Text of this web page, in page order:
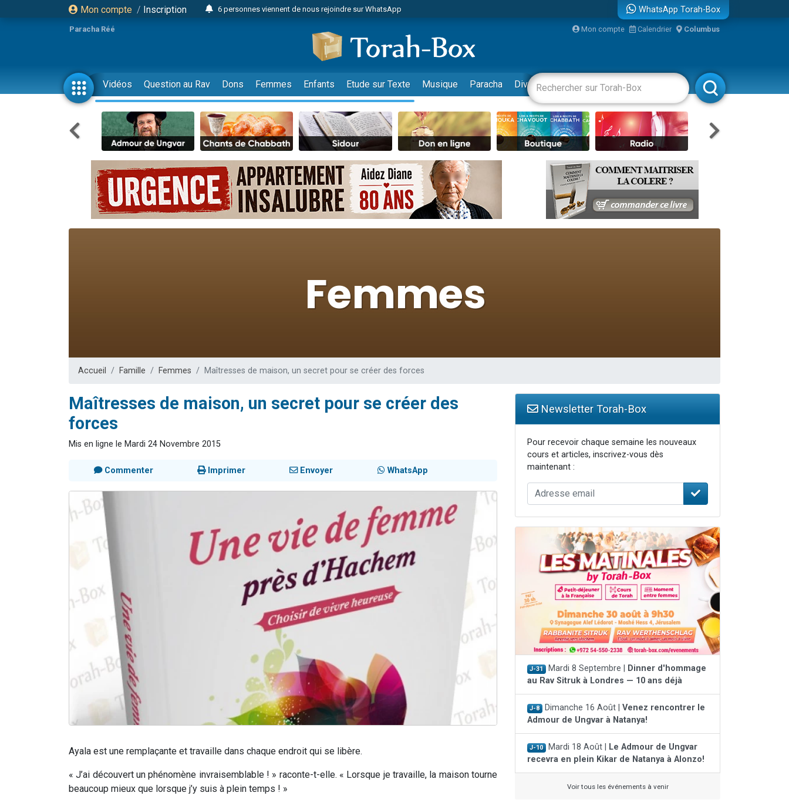
Mon compte / Inscription
6 personnes viennent de nous rejoindre sur WhatsApp
2 personnes viennent de faire un don pour 1 Journée de Vacances Pour les Enfants
17 personnes viennent de demander une bénédiction
4 personnes viennent de nous rejoindre sur WhatsApp
Il reste 49 places pour étudier en groupe sur Zoom
23 personnes viennent de faire un don pour Diane, 80 ans, dans un appartement insalubre
Eva vient de donner son Maasser
4 personnes viennent de nous rejoindre sur WhatsApp
3 personnes viennent de nous rejoindre sur WhatsApp
3 personnes viennent de faire un don pour 5 jours de vacances aux Orphelins
Odaya vient de donner son Maasser
13 personnes viennent de demander une bénédiction
12 nouvelles musiques dans Torah-Box Music
3 personnes viennent de nous rejoindre sur WhatsApp
WhatsApp Torah-Box
Paracha Réé Mon compte Calendrier Columbus
Vidéos Question au Rav Dons Femmes Enfants Etude sur Texte Musique Paracha Divertissements Livres Rabbanim
Accueil Famille Femmes Maîtresses de maison, un secret pour se créer des forces
Maîtresses de maison, un secret pour se créer des
forces
Mis en ligne le Mardi 24 Novembre 2015
Commenter Imprimer Envoyer WhatsApp
Ayala est une remplaçante et travaille dans chaque endroit qui se libère.
« J’ai découvert un phénomène invraisemblable ! » raconte-t-elle. « Lorsque je travaille, la maison tourne
beaucoup mieux que lorsque j’y suis à plein temps ! »
Newsletter Torah-Box
Pour recevoir chaque semaine les nouveaux
cours et articles, inscrivez-vous dès
maintenant :
J-31 Mardi 8 Septembre |
Dinner d'hommage
au Rav Sitruk à Londres — 10 ans déjà
J-8 Dimanche 16 Août | Venez rencontrer le
Admour de Ungvar à Natanya!
J-10 Mardi 18 Août |
Le Admour de Ungvar
recevra en plein Kikar de Natanya à Alonzo!
Voir tous les événements à venir